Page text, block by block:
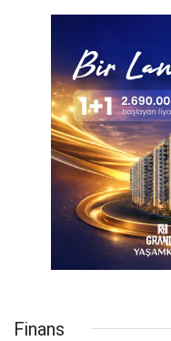
Finans